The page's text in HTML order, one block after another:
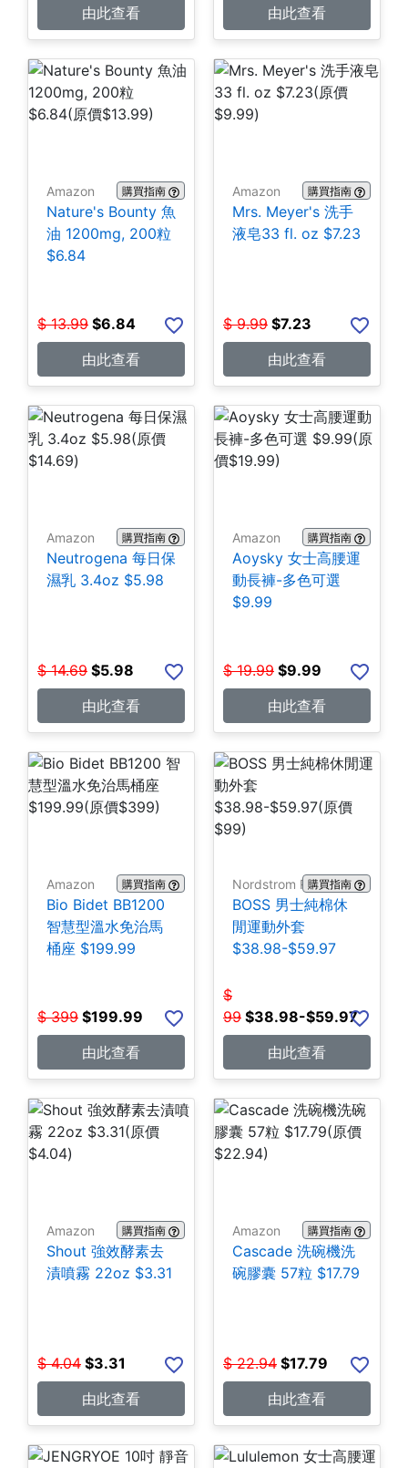
由此查看
由此查看
Amazon 購買指南
Nature's Bounty 魚
油 1200mg, 200粒
$6.84
$ 13.99 $6.84
由此查看
Amazon 購買指南
Mrs. Meyer's 洗手
液皂33 fl. oz $7.23
$ 9.99 $7.23
由此查看
Amazon 購買指南
Neutrogena 每日保
濕乳 3.4oz $5.98
$ 14.69 $5.98
由此查看
Amazon 購買指南
Aoysky 女士高腰運
動長褲-多色可選
$9.99
$ 19.99 $9.99
由此查看
Amazon 購買指南
Bio Bidet BB1200
智慧型溫水免治馬
桶座 $199.99
$ 399 $199.99
由此查看
Nordstrom Rack購買指南
BOSS 男士純棉休
閒運動外套
$38.98-$59.97
$
99 $38.98-$59.97
由此查看
Amazon 購買指南
Shout 強效酵素去
漬噴霧 22oz $3.31
$ 4.04 $3.31
由此查看
Amazon 購買指南
Cascade 洗碗機洗
碗膠囊 57粒 $17.79
$ 22.94 $17.79
由此查看